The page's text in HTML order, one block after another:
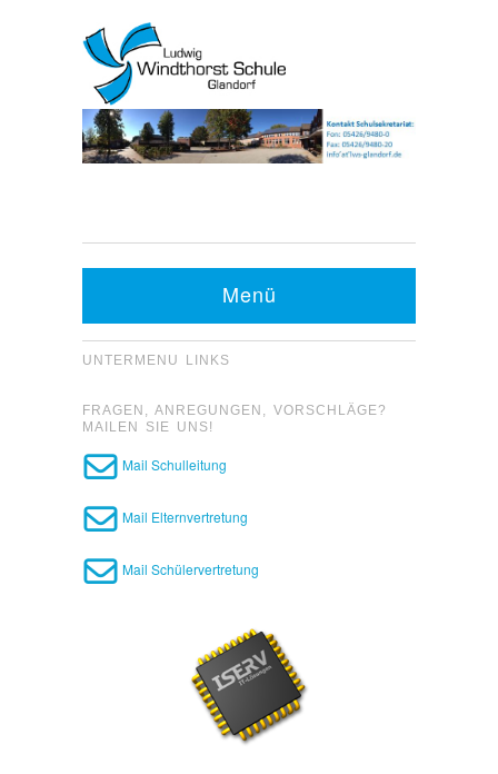
Fax: 05426 9480-20
Menü
UNTERMENU LINKS
FRAGEN, ANREGUNGEN, VORSCHLÄGE?
MAILEN SIE UNS!
Mail Schulleitung
Mail Elternvertretung
Mail Schülervertretung